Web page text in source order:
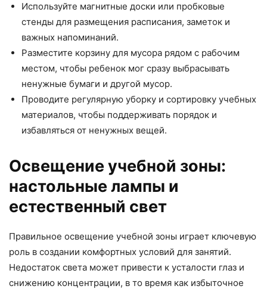
Используйте магнитные доски или пробковые
стенды для размещения расписания, заметок и
важных напоминаний.
Разместите корзину для мусора рядом с рабочим
местом, чтобы ребенок мог сразу выбрасывать
ненужные бумаги и другой мусор.
Проводите регулярную уборку и сортировку учебных
материалов, чтобы поддерживать порядок и
избавляться от ненужных вещей.
Освещение учебной зоны:
настольные лампы и
естественный свет
Правильное освещение учебной зоны играет ключевую
роль в создании комфортных условий для занятий.
Недостаток света может привести к усталости глаз и
снижению концентрации, в то время как избыточное